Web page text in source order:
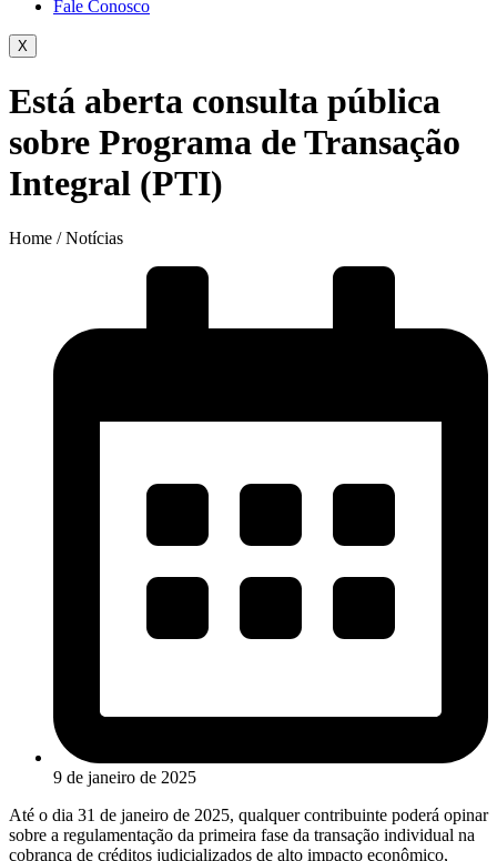
Fale Conosco
X
Está aberta consulta pública
sobre Programa de Transação
Integral (PTI)
Home / Notícias
9 de janeiro de 2025
Até o dia 31 de janeiro de 2025, qualquer contribuinte poderá opinar
sobre a regulamentação da primeira fase da transação individual na
cobrança de créditos judicializados de alto impacto econômico,